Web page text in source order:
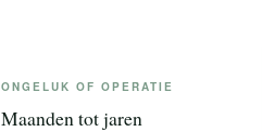
ONGELUK OF OPERATIE
Maanden tot jaren